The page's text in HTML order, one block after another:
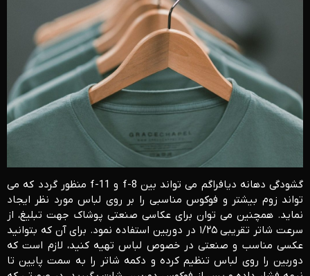
گشودگی دهانه دیافراگم می تواند بین f-8 و f-11 منظور گردد که می
تواند زوم بیشتر و فوکوس مناسبی را بر روی لباس مورد نظر ایجاد
نماید. همچنین می توان برای عکاسی صنعتی پوشاک جهت تبلیغ، از
سرعت شاتر تقریبی ۱/۲۵ در دوربین استفاده نمود. برای آن که بتوانید
عکسی مناسب و صنعتی در خصوص لباس تهیه کنید، لازم است که
دوربین را روی لباس تنظیم کرده و دکمه شاتر را به سمت پایین تا